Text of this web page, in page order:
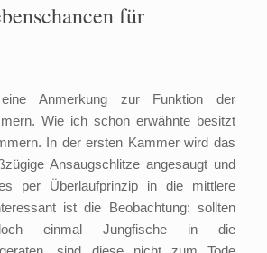
für
Anmerkung zur Funktion der
Wie ich schon erwähnte besitzt
In der ersten Kammer wird das
Ansaugschlitze angesaugt und
per Überlaufprinzip in die mittlere
ist die Beobachtung: sollten
einmal Jungfische in die